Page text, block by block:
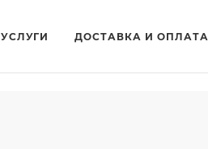
УСЛУГИ ДОСТАВКА И ОПЛАТА